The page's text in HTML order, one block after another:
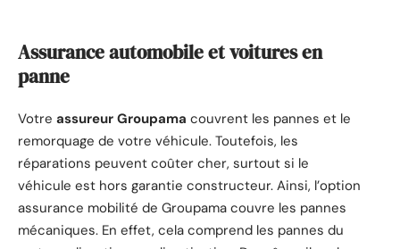
Assurance automobile et voitures en
panne
Votre assureur Groupama couvrent les pannes et le
remorquage de votre véhicule. Toutefois, les
réparations peuvent coûter cher, surtout si le
véhicule est hors garantie constructeur. Ainsi, l’option
assurance mobilité de Groupama couvre les pannes
mécaniques. En effet, cela comprend les pannes du